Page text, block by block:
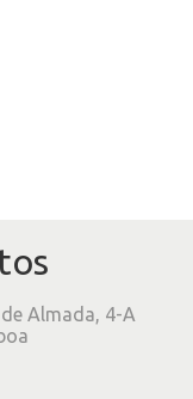
Almada, 4-A